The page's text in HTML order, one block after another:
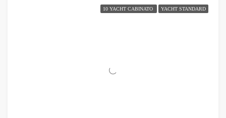
10 YACHT CABINATO YACHT STANDARD